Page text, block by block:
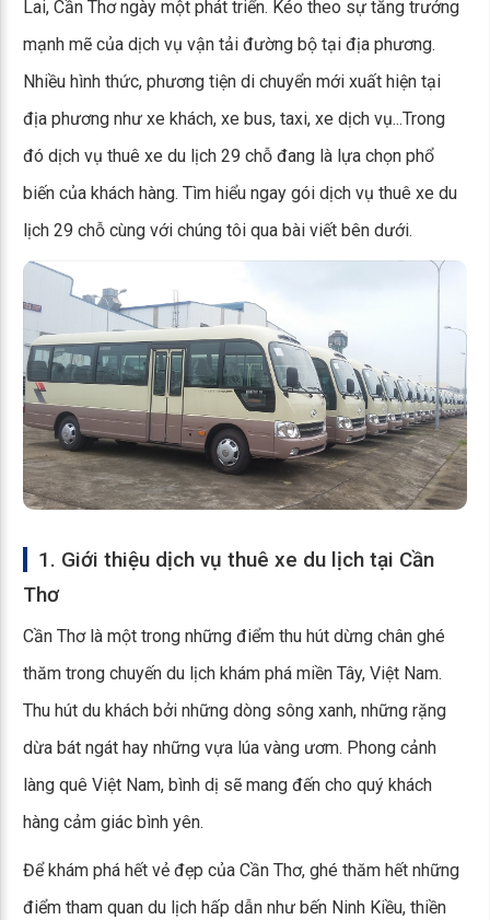
Lai, Cần Thơ ngày một phát triển. Kéo theo sự tăng trưởng
mạnh mẽ của dịch vụ vận tải đường bộ tại địa phương.
Nhiều hình thức, phương tiện di chuyển mới xuất hiện tại
địa phương như xe khách, xe bus, taxi, xe dịch vụ...Trong
đó dịch vụ thuê xe du lịch 29 chỗ đang là lựa chọn phổ
biến của khách hàng. Tìm hiểu ngay gói dịch vụ thuê xe du
lịch 29 chỗ cùng với chúng tôi qua bài viết bên dưới.
1. Giới thiệu dịch vụ thuê xe du lịch tại Cần
Thơ
Cần Thơ là một trong những điểm thu hút dừng chân ghé
thăm trong chuyến du lịch khám phá miền Tây, Việt Nam.
Thu hút du khách bởi những dòng sông xanh, những rặng
dừa bát ngát hay những vựa lúa vàng ươm. Phong cảnh
làng quê Việt Nam, bình dị sẽ mang đến cho quý khách
hàng cảm giác bình yên.
Để khám phá hết vẻ đẹp của Cần Thơ, ghé thăm hết những
điểm tham quan du lịch hấp dẫn như bến Ninh Kiều, thiền